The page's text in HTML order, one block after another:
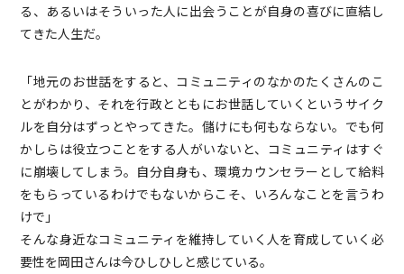
る、あるいはそういった人に出会うことが自身の喜びに直結し
てきた人生だ。
「地元のお世話をすると、コミュニティのなかのたくさんのこ
とがわかり、それを行政とともにお世話していくというサイク
ルを自分はずっとやってきた。儲けにも何もならない。でも何
かしらは役立つことをする人がいないと、コミュニティはすぐ
に崩壊してしまう。自分自身も、環境カウンセラーとして給料
をもらっているわけでもないからこそ、いろんなことを言うわ
けで」
そんな身近なコミュニティを維持していく人を育成していく必
要性を岡田さんは今ひしひしと感じている。